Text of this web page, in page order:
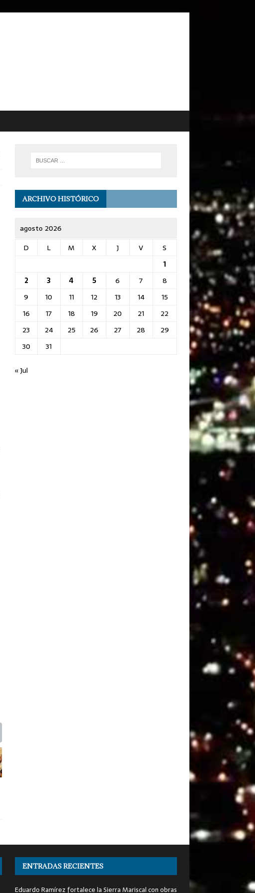
ARCHIVO HISTÓRICO
agosto 2026
D
L M X J V
S
1
2
3 4 5 6 7
8
9
10 11 12 13 14
15
16
17 18 19 20 21
22
23
24 25 26 27 28
29
30
31
« Jul
ENTRADAS RECIENTES
Eduardo Ramírez fortalece la Sierra Mariscal con obras